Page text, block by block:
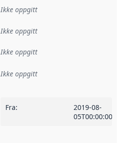
Ikke oppgitt
Ikke oppgitt
Ikke oppgitt
:
Ikke oppgitt
Fra:
2019-08-
05T00:00:00Z